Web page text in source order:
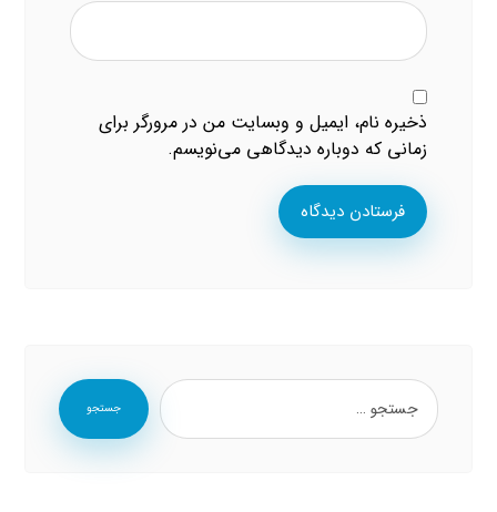
ذخیره نام، ایمیل و وبسایت من در مرورگر برای
زمانی که دوباره دیدگاهی می‌نویسم.
فرستادن دیدگاه
جستجو